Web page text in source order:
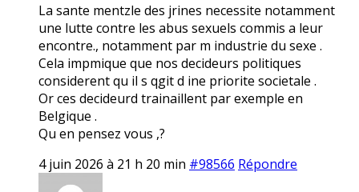
La sante mentzle des jrines necessite notamment
une lutte contre les abus sexuels commis a leur
encontre., notamment par m industrie du sexe .
Cela impmique que nos decideurs politiques
considerent qu il s qgit d ine priorite societale .
Or ces decideurd trainaillent par exemple en
Belgique .
Qu en pensez vous ,?
4 juin 2026 à 21 h 20 min #98566 Répondre